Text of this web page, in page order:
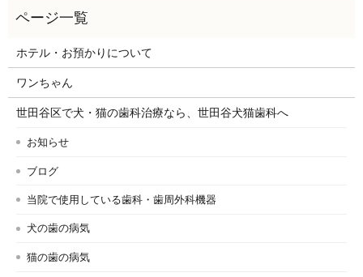
ホテル・お預かりについて
ワンちゃん
世田谷区で犬・猫の歯科治療なら、世田谷犬猫歯科へ
お知らせ
ブログ
当院で使用している歯科・歯周外科機器
犬の歯の病気
猫の歯の病気